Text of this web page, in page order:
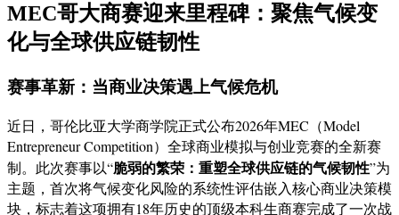
MEC哥大商赛迎来里程碑：聚焦气候变
化与全球供应链韧性
赛事革新：当商业决策遇上气候危机
近日，哥伦比亚大学商学院正式公布2026年MEC（Model
Entrepreneur Competition）全球商业模拟与创业竞赛的全新赛
制。此次赛事以“脆弱的繁荣：重塑全球供应链的气候韧性”为
主题，首次将气候变化风险的系统性评估嵌入核心商业决策模
块，标志着这项拥有18年历史的顶级本科生商赛完成了一次战